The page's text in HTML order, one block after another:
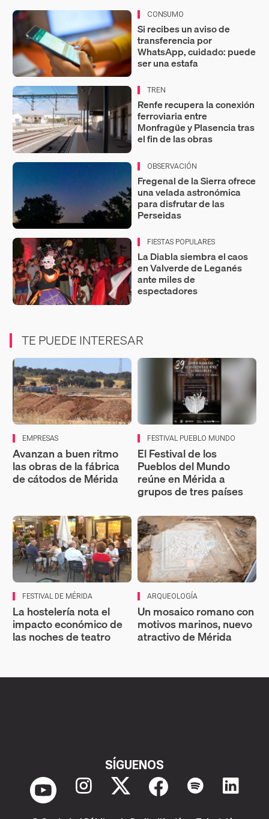
CONSUMO
Si recibes un aviso de
transferencia por
WhatsApp, cuidado: puede
ser una estafa
TREN
Renfe recupera la conexión
ferroviaria entre
Monfragüe y Plasencia tras
el fin de las obras
OBSERVACIÓN
Fregenal de la Sierra ofrece
una velada astronómica
para disfrutar de las
Perseidas
FIESTAS POPULARES
La Diabla siembra el caos
en Valverde de Leganés
ante miles de
espectadores
TE PUEDE INTERESAR
EMPRESAS
Avanzan a buen ritmo
las obras de la fábrica
de cátodos de Mérida
FESTIVAL PUEBLO MUNDO
El Festival de los
Pueblos del Mundo
reúne en Mérida a
grupos de tres países
FESTIVAL DE MÉRIDA
La hostelería nota el
impacto económico de
las noches de teatro
ARQUEOLOGÍA
Un mosaico romano con
motivos marinos, nuevo
atractivo de Mérida
SÍGUENOS